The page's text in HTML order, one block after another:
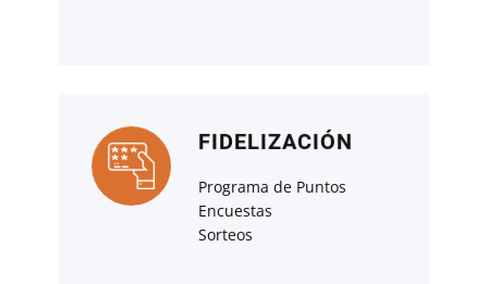
FIDELIZACIÓN
Programa de Puntos
Encuestas
Sorteos